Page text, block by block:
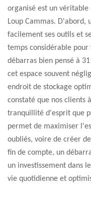
organisé est un
Loup Cammas. D'abord,
facilement ses outils et
temps considérable
débarras bien pensé à
cet espace souvent
endroit de stockage
constaté que nos clients
tranquillité d'esprit que
permet de maximiser
oubliés, voire de créer
fin de compte, un
un investissement dans
vie quotidienne et